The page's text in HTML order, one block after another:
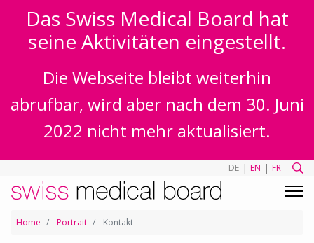
Das Swiss Medical Board hat
seine Aktivitäten eingestellt.
Die Webseite bleibt weiterhin
abrufbar, wird aber nach dem 30. Juni
2022 nicht mehr aktualisiert.
DE | EN | FR
Home Portrait Kontakt